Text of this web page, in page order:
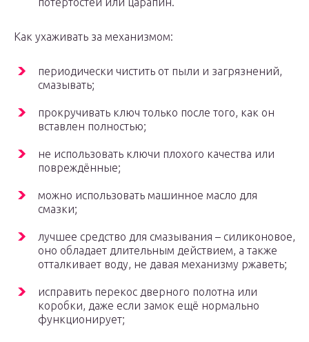
Как ухаживать за механизмом:
периодически чистить от пыли и загрязнений,
смазывать;
прокручивать ключ только после того, как он
вставлен полностью;
не использовать ключи плохого качества или
повреждённые;
можно использовать машинное масло для
смазки;
лучшее средство для смазывания – силиконовое,
оно обладает длительным действием, а также
отталкивает воду, не давая механизму ржаветь;
исправить перекос дверного полотна или
коробки, даже если замок ещё нормально
функционирует;